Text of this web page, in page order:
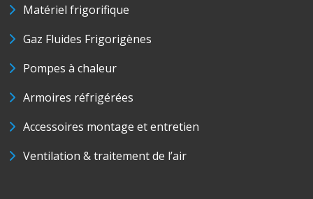
Matériel frigorifique
Gaz Fluides Frigorigènes
Pompes à chaleur
Armoires réfrigérées
Accessoires montage et entretien
Ventilation & traitement de l’air